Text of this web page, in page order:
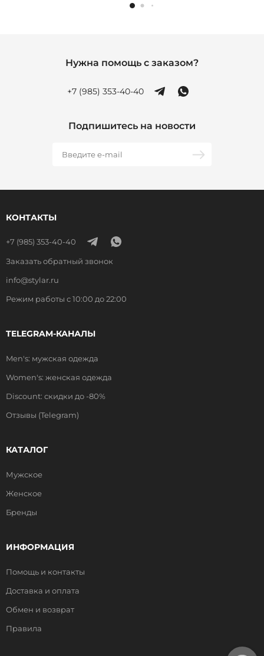
Нужна помощь с заказом?
+7 (985) 353-40-40
Подпишитесь на новости
КОНТАКТЫ
+7 (985) 353-40-40
Заказать обратный звонок
info@stylar.ru
Режим работы с 10:00 до 22:00
TELEGRAM-КАНАЛЫ
Men's: мужская одежда
Women's: женская одежда
Discount: скидки до -80%
Отзывы (Telegram)
КАТАЛОГ
Мужское
Женское
Бренды
ИНФОРМАЦИЯ
Помощь и контакты
Доставка и оплата
Обмен и возврат
Правила